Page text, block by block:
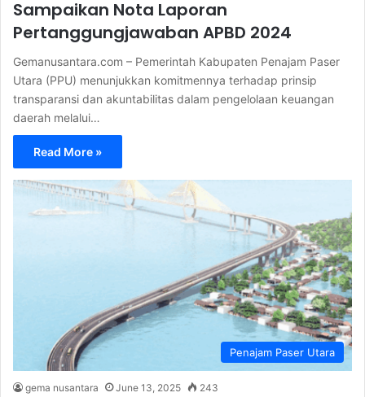
Sampaikan Nota Laporan
Pertanggungjawaban APBD 2024
Gemanusantara.com – Pemerintah Kabupaten Penajam Paser
Utara (PPU) menunjukkan komitmennya terhadap prinsip
transparansi dan akuntabilitas dalam pengelolaan keuangan
daerah melalui…
Read More »
Penajam Paser Utara
gema nusantara June 13, 2025 243